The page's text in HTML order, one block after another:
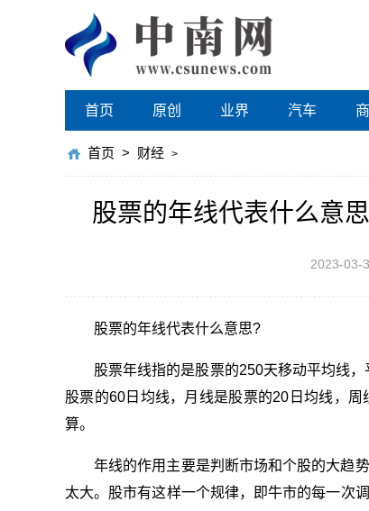
首页 原创 业界 汽车
首页 > 财经 >
股票的年线代表什么意
2023-03-
股票的年线代表什么意思?
股票年线指的是股票的250天移动平均线
股票的60日均线，月线是股票的20日均线，
算。
年线的作用主要是判断市场和个股的大趋
太大。股市有这样一个规律，即牛市的每一次